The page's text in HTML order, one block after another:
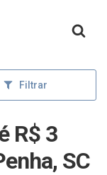
Filtrar
R$ 3
SC